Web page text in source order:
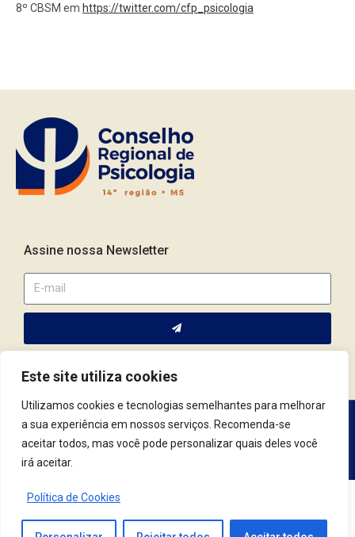
Este site utiliza cookies
Utilizamos cookies e tecnologias semelhantes para melhorar
a sua experiência em nossos serviços. Recomenda-se
aceitar todos, mas você pode personalizar quais deles você
irá aceitar.
Política de Cookies
8º CBSM em https://twitter.com/cfp_psicologia
Assine nossa Newsletter
Av. Fernando Corrêa da Costa, 2044 | Cep.: 79.004-311 | Campo
Grande / MS | (67) 3382.4801 | (67) 9123.7759